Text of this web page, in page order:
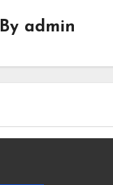
By admin